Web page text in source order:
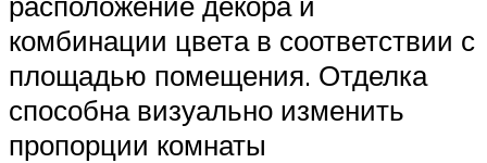
комбинации цвета в соответствии с
площадью помещения. Отделка
способна визуально изменить
пропорции комнаты